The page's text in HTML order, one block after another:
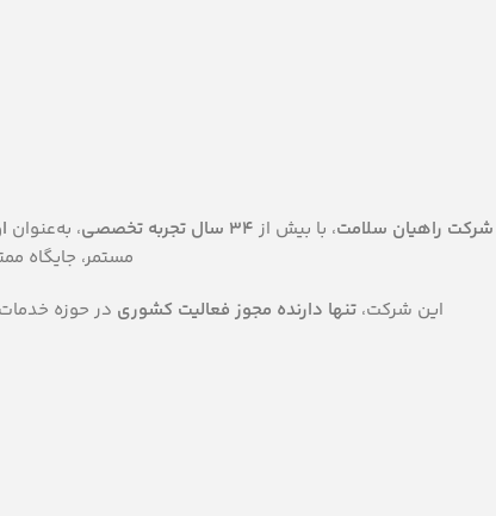
شرکت راهیان سلامت، با بیش از ۳۴ سال تجربه‌ تخصصی ، به‌عنوان
مستمر، جایگاه
این شرکت، تنها دارنده مجوز فعالیت کشوری در حوزه